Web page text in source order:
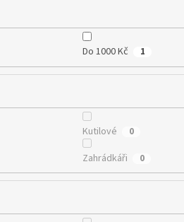
Do 1000 Kč 1
Kutilové 0
Zahrádkáři 0